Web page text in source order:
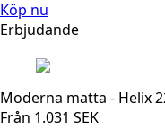
Köp nu
Erbjudande
Moderna matta - Helix
Från 1.031 SEK